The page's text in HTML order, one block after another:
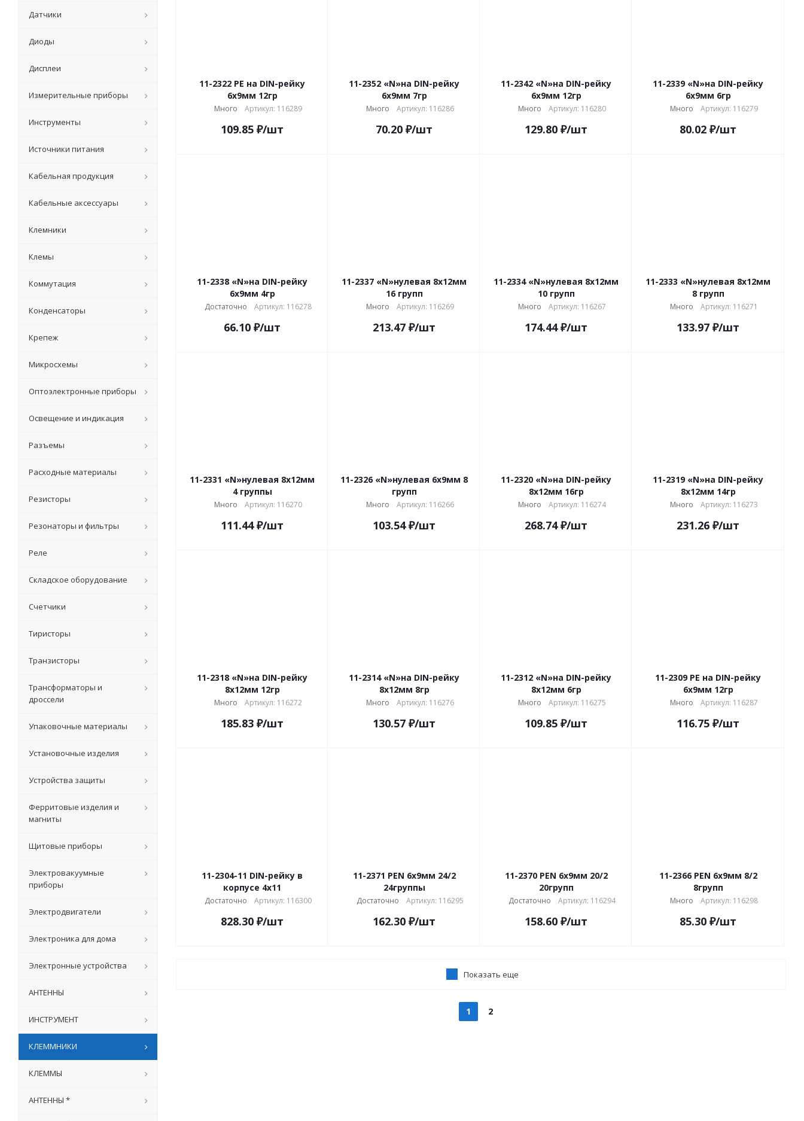
11-2322 PE на DIN-рейку
6x9мм 12гр
Много Артикул: 116289
109.85 ₽/шт
11-2352 «N»на DIN-рейку
6x9мм 7гр
Много Артикул: 116286
70.20 ₽/шт
11-2342 «N»на DIN-рейку
6x9мм 12гр
Много Артикул: 116280
129.80 ₽/шт
11-2339 «N»на DIN-рейку
6x9мм 6гр
Много Артикул: 116279
80.02 ₽/шт
11-2338 «N»на DIN-рейку
6x9мм 4гр
Достаточно Артикул: 116278
66.10 ₽/шт
11-2337 «N»нулевая 8х12мм
16 групп
Много Артикул: 116269
213.47 ₽/шт
11-2334 «N»нулевая 8х12мм
10 групп
Много Артикул: 116267
174.44₽/шт
11-2333 «N»нулевая 8х12мм
8 групп
Много Артикул: 116271
133.97 ₽/шт
11-2331 «N»нулевая 8х12мм
4 группы
Много Артикул: 116270
111.44₽/шт
11-2326 «N»нулевая 6х9мм 8
групп
Много Артикул: 116266
103.54₽/шт
11-2320 «N»на DIN-рейку
8x12мм 16гр
Много Артикул: 116274
268.74₽/шт
11-2319 «N»на DIN-рейку
8x12мм 14гр
Много Артикул: 116273
231.26 ₽/шт
11-2318 «N»на DIN-рейку
8x12мм 12гр
Много Артикул: 116272
185.83 ₽/шт
11-2314 «N»на DIN-рейку
8x12мм 8гр
Много Артикул: 116276
130.57 ₽/шт
11-2312 «N»на DIN-рейку
8x12мм 6гр
Много Артикул: 116275
109.85 ₽/шт
11-2309 PE на DIN-рейку
6x9мм 12гр
Много Артикул: 116287
116.75 ₽/шт
11-2304-11 DIN-рейку в
корпусе 4х11
Достаточно Артикул: 116300
828.30 ₽/шт
11-2371 PEN 6х9мм 24/2
24группы
Достаточно Артикул: 116295
162.30 ₽/шт
11-2370 PEN 6х9мм 20/2
20групп
Достаточно Артикул: 116294
158.60 ₽/шт
11-2366 PEN 6х9мм 8/2
8групп
Много Артикул: 116298
85.30 ₽/шт
Показать еще
1 2
Датчики
Диоды
Дисплеи
Измерительные приборы
Инструменты
Источники питания
Кабельная продукция
Кабельные аксессуары
Клемники
Клемы
Коммутация
Конденсаторы
Крепеж
Микросхемы
Оптоэлектронные приборы
Освещение и индикация
Разъемы
Расходные материалы
Резисторы
Резонаторы и фильтры
Реле
Складское оборудование
Счетчики
Тиристоры
Транзисторы
Трансформаторы и
дроссели
Упаковочные материалы
Установочные изделия
Устройства защиты
Ферритовые изделия и
магниты
Щитовые приборы
Электровакуумные
приборы
Электродвигатели
Электроника для дома
Электронные устройства
АНТЕННЫ
ИНСТРУМЕНТ
КЛЕММНИКИ
КЛЕММЫ
АНТЕННЫ *